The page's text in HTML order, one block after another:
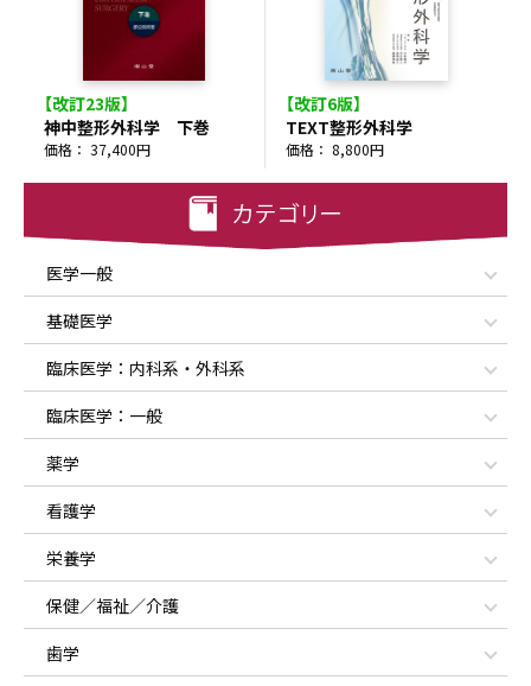
医学一般
基礎医学
臨床医学：内科系・外科系
臨床医学：一般
薬学
看護学
栄養学
保健／福祉／介護
歯学
【改訂23版】
神中整形外科学 下巻
価格： 37,400円
【改訂6版】
TEXT整形外科学
価格： 8,800円